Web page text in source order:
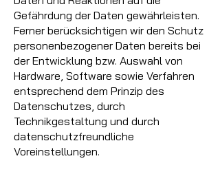
Gefährdung der Daten gewährleisten.
Ferner berücksichtigen wir den Schutz
personenbezogener Daten bereits bei
der Entwicklung bzw. Auswahl von
Hardware, Software sowie Verfahren
entsprechend dem Prinzip des
Datenschutzes, durch
Technikgestaltung und durch
datenschutzfreundliche
Voreinstellungen.